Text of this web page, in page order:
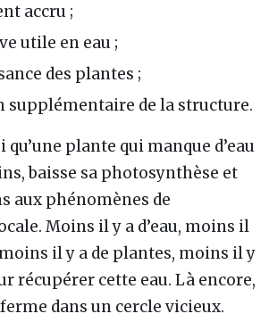
accru ;
utile en eau ;
des plantes ;
supplémentaire de la structure.
plante qui manque d’eau
baisse sa photosynthèse et
aux phénomènes de
Moins il y a d’eau, moins il
il y a de plantes, moins il y
récupérer cette eau. Là encore,
dans un cercle vicieux.